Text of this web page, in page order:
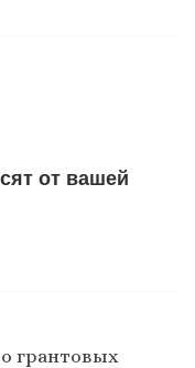
от вашей
грантовых